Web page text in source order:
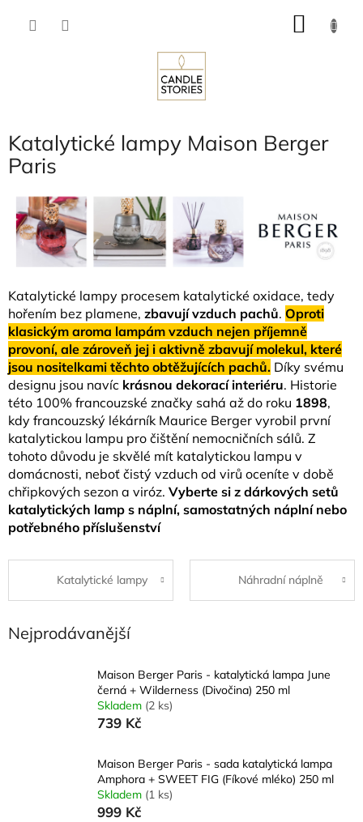
Katalytické lampy Maison Berger
Paris
Katalytické lampy procesem katalytické oxidace, tedy
hořením bez plamene, zbavují vzduch pachů. Oproti
klasickým aroma lampám vzduch nejen příjemně
provoní, ale zároveň jej i aktivně zbavují molekul, které
jsou nositelkami těchto obtěžujících pachů. Díky svému
designu jsou navíc krásnou dekorací interiéru. Historie
této 100% francouzské značky sahá až do roku 1898,
kdy francouzský lékárník Maurice Berger vyrobil první
katalytickou lampu pro čištění nemocničních sálů. Z
tohoto důvodu je skvělé mít katalytickou lampu v
domácnosti, neboť čistý vzduch od virů oceníte v době
chřipkových sezon a viróz. Vyberte si z dárkových setů
katalytických lamp s náplní, samostatných náplní nebo
potřebného příslušenství
Katalytické lampy Náhradní náplně
Nejprodávanější
Maison Berger Paris - katalytická lampa June
černá + Wilderness (Divočina) 250 ml
Skladem (2 ks)
739 Kč
Maison Berger Paris - sada katalytická lampa
Amphora + SWEET FIG (Fíkové mléko) 250 ml
Skladem (1 ks)
999 Kč